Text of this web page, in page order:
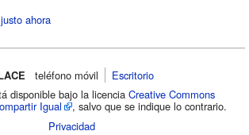
ahora
teléfono móvil‌
Escritorio
disponible bajo la licencia Creative Commons
Igual
, salvo que se indique lo contrario.
Privacidad